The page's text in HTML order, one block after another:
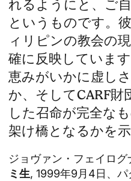
れるようにと、ご
というものです。
ィリピンの教会の
確に反映していま
恵みがいかに虚し
か、そしてCARF財
した召命が完全な
架け橋となるかを
ジョヴァン・フェイログ
ミ生, 1999年9月4日、